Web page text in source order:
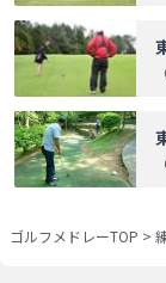
ゴルフメドレーTOP >